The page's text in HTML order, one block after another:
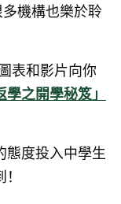
機構也樂於聆
表和影片向你
學之開學秘笈」
態度投入中學生